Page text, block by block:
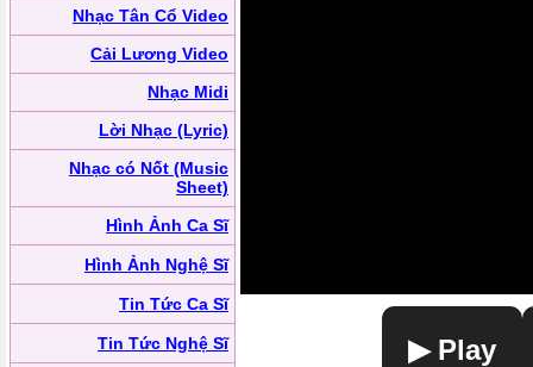
Nhạc Tân Cổ Video
Cải Lương Video
Nhạc Midi
Lời Nhạc (Lyric)
Nhạc có Nốt (Music
Sheet)
Hình Ảnh Ca Sĩ
Hình Ảnh Nghệ Sĩ
Tin Tức Ca Sĩ
Tin Tức Nghệ Sĩ ▶ Play